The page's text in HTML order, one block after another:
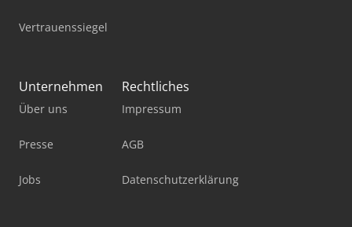
Vertrauenssiegel
Unternehmen
Über uns
Presse
Jobs
Rechtliches
Impressum
AGB
Datenschutzerklärung